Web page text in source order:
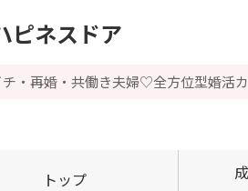
ピネスドア
チ・再婚・共働き夫婦♡全方位型婚活
トップ